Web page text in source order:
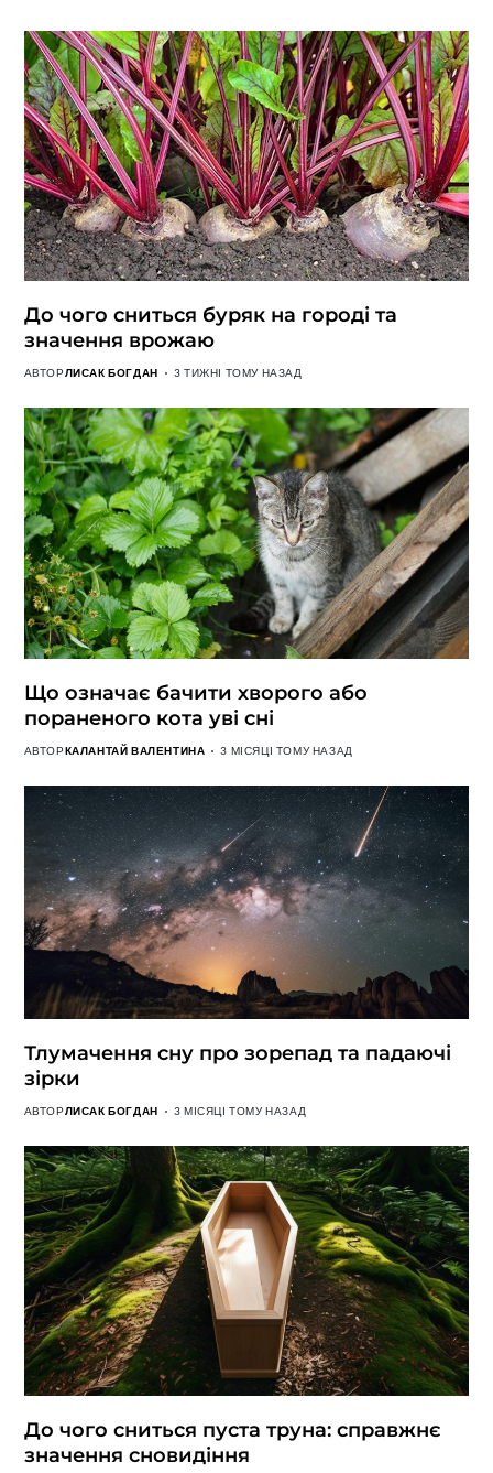
До чого сниться буряк на городі та
значення врожаю
АВТОРЛИСАК БОГДАН 3 ТИЖНІ ТОМУ НАЗАД
Що означає бачити хворого або
пораненого кота уві сні
АВТОРКАЛАНТАЙ ВАЛЕНТИНА 3 МІСЯЦІ ТОМУ НАЗАД
Тлумачення сну про зорепад та падаючі
зірки
АВТОРЛИСАК БОГДАН 3 МІСЯЦІ ТОМУ НАЗАД
До чого сниться пуста труна: справжнє
значення сновидіння